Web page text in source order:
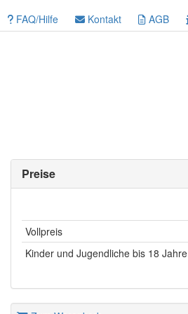
FAQ/Hilfe Kontakt AGB
Preise
Vollpreis
Kinder und Jugendliche bis 18 Jahre